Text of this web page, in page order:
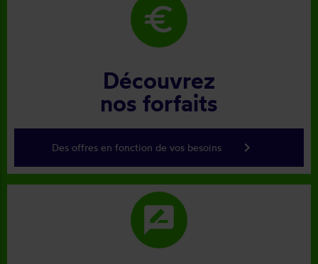
euro
Découvrez
nos forfaits
Des offres en fonction de vos besoins keyboard_arrow_right
rate_review